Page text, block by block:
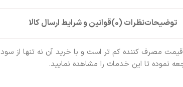
توضیحاتنظرات (0) قوانین و شرایط ارسال کالا
مصرف کننده کم تر است و با خرید آن نه تنها از سود
نموده تا این خدمات را مشاهده نمایید.